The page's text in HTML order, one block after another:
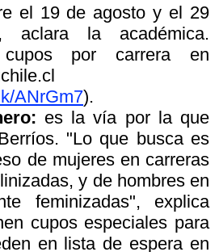
el 19 de agosto y el 29
aclara la académica.
por carrera en
ANrGm7).
es la vía por la que
"Lo que busca es
de mujeres en carreras
y de hombres en
feminizadas", explica
cupos especiales para
en lista de espera en